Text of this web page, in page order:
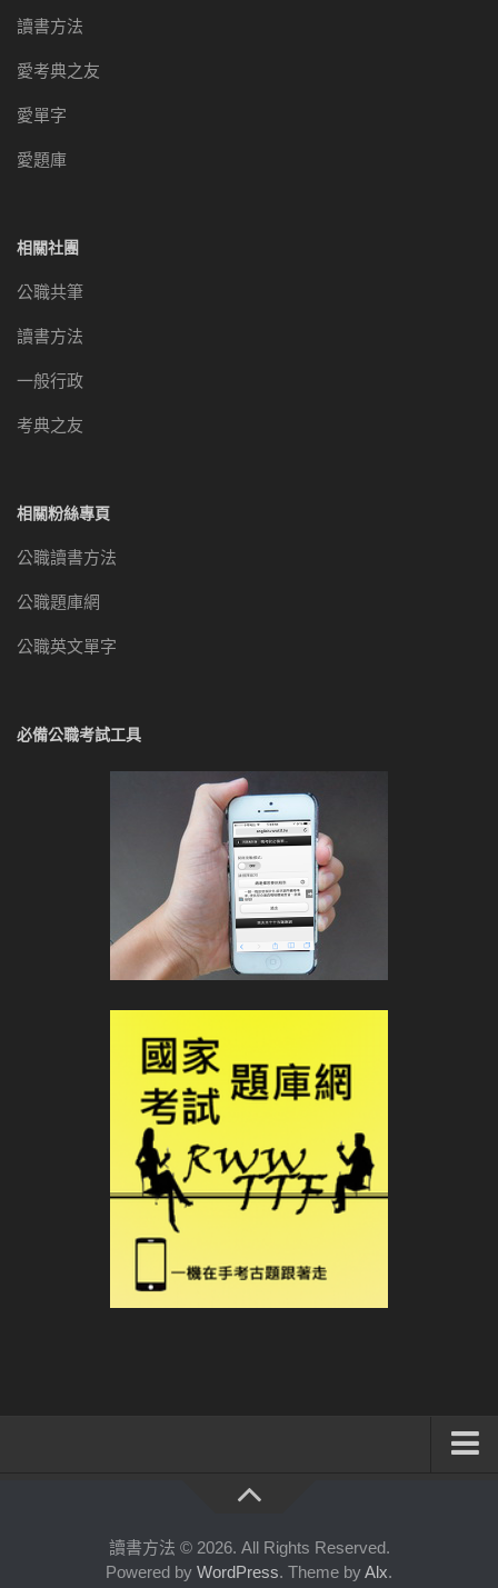
讀書方法
愛考典之友
愛單字
愛題庫
相關社團
公職共筆
讀書方法
一般行政
考典之友
相關粉絲專頁
公職讀書方法
公職題庫網
公職英文單字
必備公職考試工具
公職考試上榜者軌跡
讀書方法 © 2026. All Rights Reserved.
Powered by WordPress. Theme byAlx.